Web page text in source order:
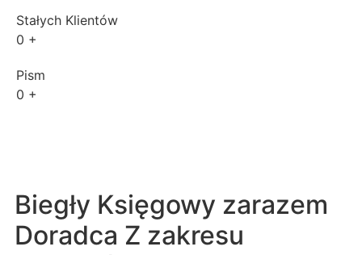
Stałych Klientów
0 +
Pism
0 +
Biegły Księgowy zarazem
Doradca Z zakresu